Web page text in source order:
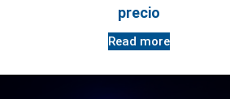
precio
Read more